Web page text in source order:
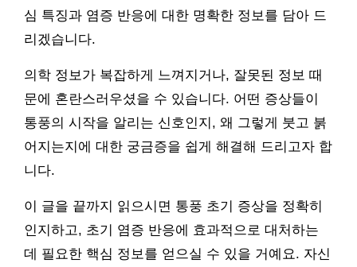
심 특징과 염증 반응에 대한 명확한 정보를 담아 드
리겠습니다.
의학 정보가 복잡하게 느껴지거나, 잘못된 정보 때
문에 혼란스러우셨을 수 있습니다. 어떤 증상들이
통풍의 시작을 알리는 신호인지, 왜 그렇게 붓고 붉
어지는지에 대한 궁금증을 쉽게 해결해 드리고자 합
니다.
이 글을 끝까지 읽으시면 통풍 초기 증상을 정확히
인지하고, 초기 염증 반응에 효과적으로 대처하는
데 필요한 핵심 정보를 얻으실 수 있을 거예요. 자신